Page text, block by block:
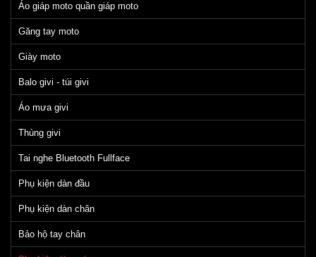
Áo giáp moto quần giáp moto
Găng tay moto
Giày moto
Balo givi - túi givi
Áo mưa givi
Thùng givi
Tai nghe Bluetooth Fullface
Phụ kiện dàn đầu
Phụ kiện dàn chân
Bảo hộ tay chân